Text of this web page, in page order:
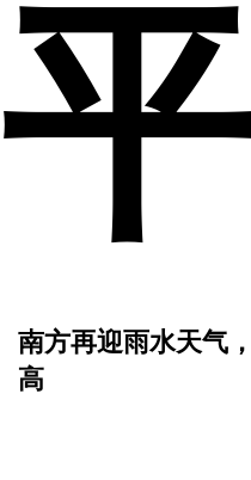
南方再迎雨水天气
高